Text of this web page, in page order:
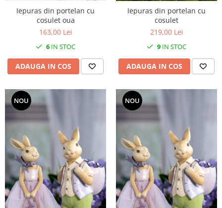
Iepuras din portelan cu
cosulet oua
163,00 Lei
6 IN STOC
ADAUGA IN COS
Iepuras din portelan cu
cosulet
219,00 Lei
9 IN STOC
ADAUGA IN COS
NOU NOU